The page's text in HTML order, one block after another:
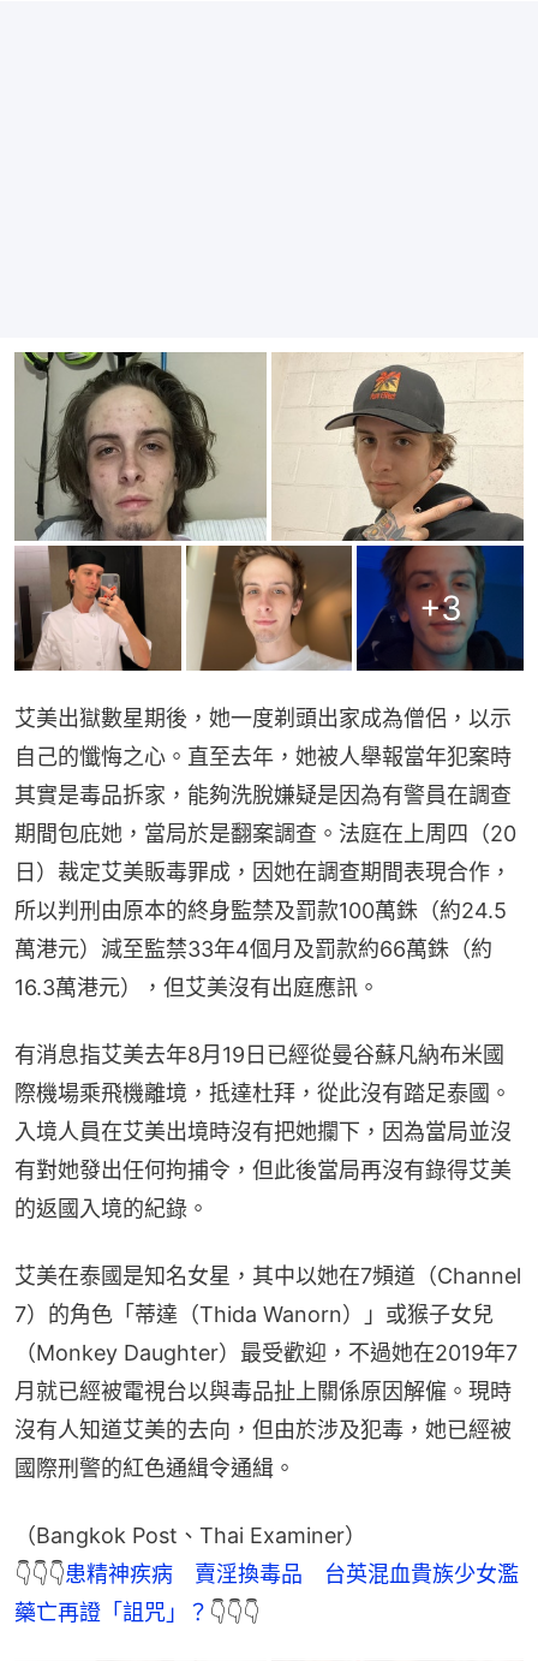
+3
艾美出獄數星期後，她一度剃頭出家成為僧侶，以示
自己的懺悔之心。直至去年，她被人舉報當年犯案時
其實是毒品拆家，能夠洗脫嫌疑是因為有警員在調查
期間包庇她，當局於是翻案調查。法庭在上周四（20
日）裁定艾美販毒罪成，因她在調查期間表現合作，
所以判刑由原本的終身監禁及罰款100萬銖（約24.5
萬港元）減至監禁33年4個月及罰款約66萬銖（約
16.3萬港元），但艾美沒有出庭應訊。
有消息指艾美去年8月19日已經從曼谷蘇凡納布米國
際機場乘飛機離境，抵達杜拜，從此沒有踏足泰國。
入境人員在艾美出境時沒有把她攔下，因為當局並沒
有對她發出任何拘捕令，但此後當局再沒有錄得艾美
的返國入境的紀錄。
艾美在泰國是知名女星，其中以她在7頻道（Channel
7）的角色「蒂達（Thida Wanorn）」或猴子女兒
（Monkey Daughter）最受歡迎，不過她在2019年7
月就已經被電視台以與毒品扯上關係原因解僱。現時
沒有人知道艾美的去向，但由於涉及犯毒，她已經被
國際刑警的紅色通緝令通緝。
（Bangkok Post、Thai Examiner）
👇👇👇患精神疾病　賣淫換毒品　台英混血貴族少女濫
藥亡再證「詛咒」？ 👇👇👇